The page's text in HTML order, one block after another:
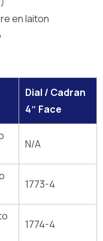
en laiton
Dial / Cadran
4″ Face
N/A
1773-4
1774-4